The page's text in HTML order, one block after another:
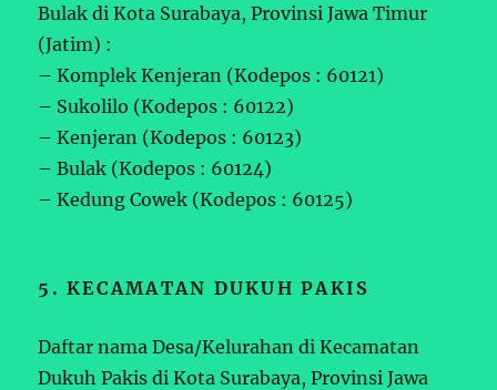
Bulak di Kota Surabaya, Provinsi Jawa Timur
(Jatim) :
– Komplek Kenjeran (Kodepos : 60121)
– Sukolilo (Kodepos : 60122)
– Kenjeran (Kodepos : 60123)
– Bulak (Kodepos : 60124)
– Kedung Cowek (Kodepos : 60125)
5. KECAMATAN DUKUH PAKIS
Daftar nama Desa/Kelurahan di Kecamatan
Dukuh Pakis di Kota Surabaya, Provinsi Jawa